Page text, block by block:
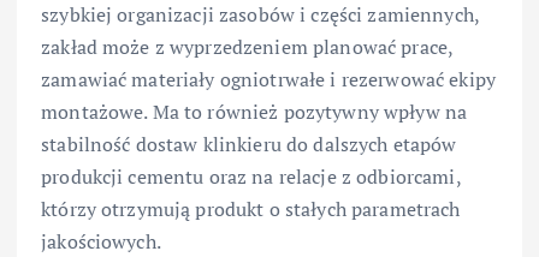
szybkiej organizacji zasobów i części zamiennych,
zakład może z wyprzedzeniem planować prace,
zamawiać materiały ogniotrwałe i rezerwować ekipy
montażowe. Ma to również pozytywny wpływ na
stabilność dostaw klinkieru do dalszych etapów
produkcji cementu oraz na relacje z odbiorcami,
którzy otrzymują produkt o stałych parametrach
jakościowych.